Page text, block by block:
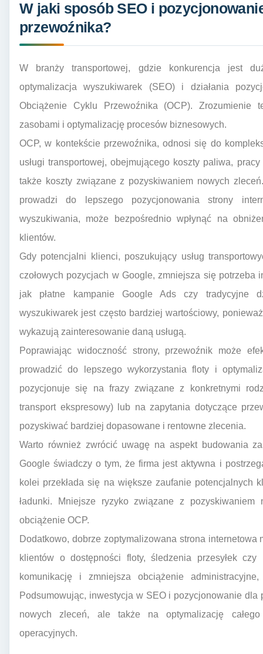
W jaki sposób SEO i
przewoźnika?
W branży transportowej, gdzie konkurencja jest
optymalizacja wyszukiwarek (SEO) i działania
Obciążenie Cyklu Przewoźnika (OCP).
zasobami i optymalizację procesów biznesowych.
OCP, w kontekście przewoźnika, odnosi się do
usługi transportowej, obejmującego koszty paliwa,
także koszty związane z pozyskiwaniem nowych
prowadzi do lepszego pozycjonowania strony
wyszukiwania, może bezpośrednio wpłynąć na
klientów.
Gdy potencjalni klienci, poszukujący usług
czołowych pozycjach w Google, zmniejsza się potrzeba
jak płatne kampanie Google Ads czy tradycyjne
wyszukiwarek jest często bardziej wartościowy,
wykazują zainteresowanie daną usługą.
Poprawiając widoczność strony, przewoźnik może
prowadzić do lepszego wykorzystania floty i
pozycjonuje się na frazy związane z konkretnymi
transport ekspresowy) lub na zapytania dotyczące
pozyskiwać bardziej dopasowane i rentowne zlecenia.
Warto również zwrócić uwagę na aspekt budowania
Google świadczy o tym, że firma jest aktywna i
kolei przekłada się na większe zaufanie potencjalnych
ładunki. Mniejsze ryzyko związane z
obciążenie OCP.
Dodatkowo, dobrze zoptymalizowana strona internetowa
klientów o dostępności floty, śledzenia przesyłek
komunikację i zmniejsza obciążenie
Podsumowując, inwestycja w SEO i pozycjonowanie
nowych zleceń, ale także na optymalizację
operacyjnych.